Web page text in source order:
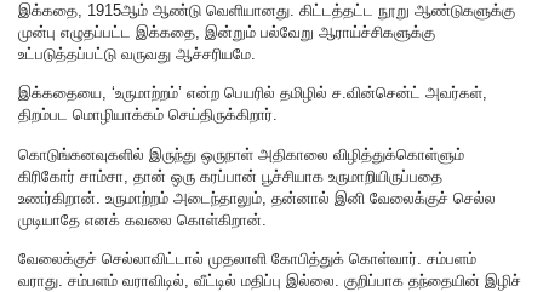
இக்கதை, 1915ஆம் ஆண்டு வெளியானது. கிட்டத்தட்ட நூறு ஆண்டுகளுக்கு
முன்பு எழுதப்பட்ட இக்கதை, இன்றும் பல்வேறு ஆராய்ச்சிகளுக்கு
உட்படுத்தப்பட்டு வருவது ஆச்சரியமே.
இக்கதையை, ‘உருமாற்றம்’ என்ற பெயரில் தமிழில் ச.வின்சென்ட் அவர்கள்,
திறம்பட மொழியாக்கம் செய்திருக்கிறார்.
கொடுங்கனவுகளில் இருந்து ஒருநாள் அதிகாலை விழித்துக்கொள்ளும்
கிரிகோர் சாம்சா, தான் ஒரு கரப்பான் பூச்சியாக உருமாறியிருப்பதை
உணர்கிறான். உருமாற்றம் அடைந்தாலும், தன்னால் இனி வேலைக்குச் செல்ல
முடியாதே எனக் கவலை கொள்கிறான்.
வேலைக்குச் செல்லாவிட்டால் முதலாளி கோபித்துக் கொள்வார். சம்பளம்
வராது. சம்பளம் வராவிடில், வீட்டில் மதிப்பு இல்லை‌. குறிப்பாக தந்தையின் இழிச்